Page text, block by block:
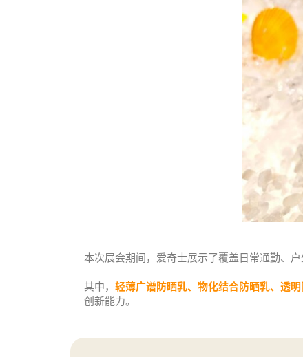
本次展会期间，爱奇士展示了覆盖日常通勤、
其中， 轻薄广谱防晒乳、物化结合防晒乳、透
创新能力。